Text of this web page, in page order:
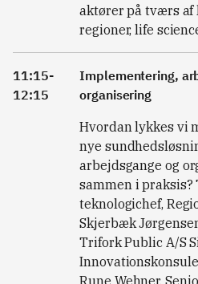
aktører på tværs af
regioner, life
11:15-
12:15
Implementering,
organisering
Hvordan lykkes vi
nye
arbejdsgange og
sammen i praksis?
teknologichef,
Skjerbæk
Trifork Public A/S
Rune Wehner,